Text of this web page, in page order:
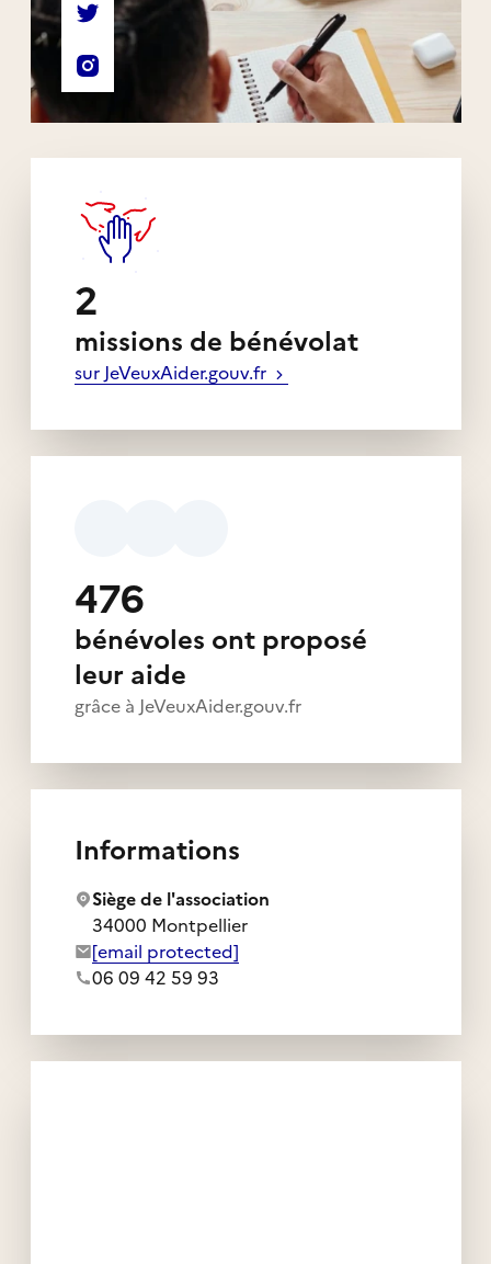
Compte Twitter de l'association
Compte Instagram de l'association
2
missions de bénévolat
sur JeVeuxAider.gouv.fr
476
bénévoles ont proposé
leur aide
grâce à JeVeuxAider.gouv.fr
Informations
Siège de l'association
34000 Montpellier
Adresse e-mail de l'association :
[email protected]
Numéro de téléphone de l'association :
06 09 42 59 93